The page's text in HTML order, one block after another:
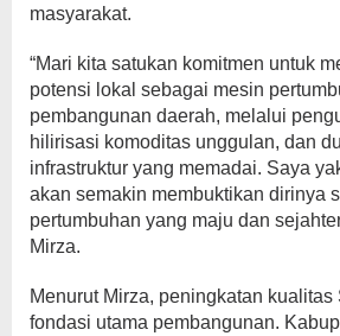
masyarakat.
“Mari kita satukan komitmen untuk
potensi lokal sebagai mesin
pembangunan daerah, melalui
hilirisasi komoditas unggulan, dan
infrastruktur yang memadai. Saya
akan semakin membuktikan dirinya
pertumbuhan yang maju dan
Mirza.
Menurut Mirza, peningkatan kualitas
fondasi utama pembangunan.